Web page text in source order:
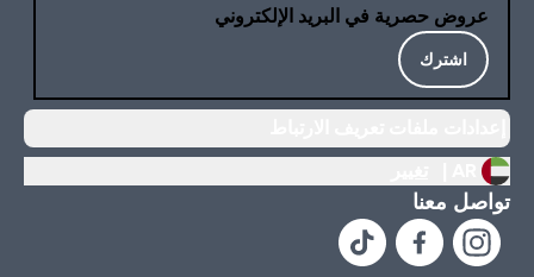
عروض حصرية في البريد الإلكتروني
اشترك
تواصل معنا